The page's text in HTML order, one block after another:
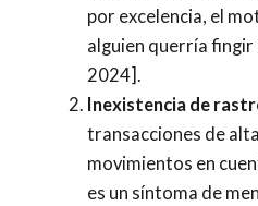
por excelencia, el
alguien querría fingir
2024].
Inexistencia de
transacciones de
movimientos en
es un síntoma de